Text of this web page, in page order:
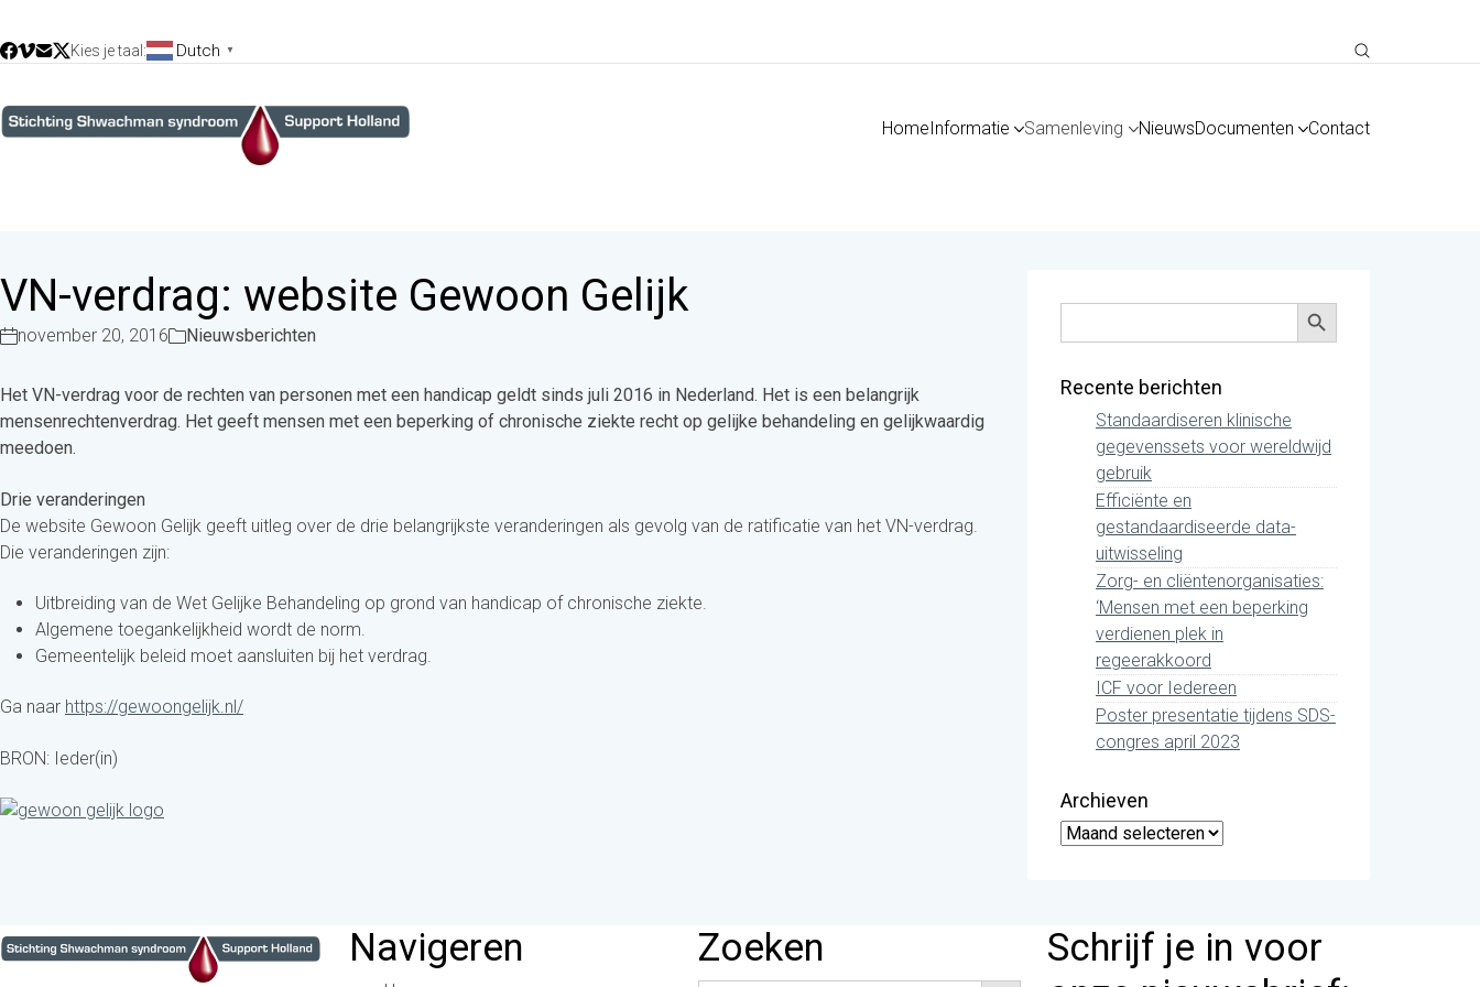
Kies je taal: Dutch ▼
Home Informatie Samenleving NieuwsDocumenten Contact
VN-verdrag: website Gewoon Gelijk
november 20, 2016 Nieuwsberichten
Het VN-verdrag voor de rechten van personen met een handicap geldt sinds juli 2016 in Nederland. Het is een belangrijk
mensenrechtenverdrag. Het geeft mensen met een beperking of chronische ziekte recht op gelijke behandeling en gelijkwaardig
meedoen.
Drie veranderingen
De website Gewoon Gelijk geeft uitleg over de drie belangrijkste veranderingen als gevolg van de ratificatie van het VN-verdrag.
Die veranderingen zijn:
Uitbreiding van de Wet Gelijke Behandeling op grond van handicap of chronische ziekte.
Algemene toegankelijkheid wordt de norm.
Gemeentelijk beleid moet aansluiten bij het verdrag.
Ga naar https://gewoongelijk.nl/
BRON: Ieder(in)
Zoek
Zoekknop
Recente berichten
Standaardiseren klinische
gegevenssets voor wereldwijd
gebruik
Efficiënte en
gestandaardiseerde data-
uitwisseling
Zorg- en cliëntenorganisaties:
‘Mensen met een beperking
verdienen plek in
regeerakkoord
ICF voor Iedereen
Poster presentatie tijdens SDS-
congres april 2023
Archieven
Archieven
Navigeren Zoeken
Zoekknop
Schrijf je in voor